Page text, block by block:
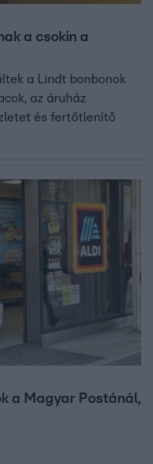
a csokin a
a Lindt bonbonok
az áruház
és fertőtlenítő
a Magyar Postánál,